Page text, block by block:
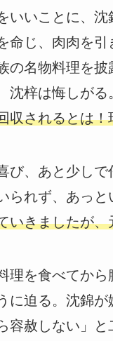
いいことに、
命じ、肉肉を
の名物料理を
沈梓は悔しがる
収されるとは
び、あと少し
られず、あっと
いきましたが
理を食べてか
に迫る。沈錦
容赦しない」と